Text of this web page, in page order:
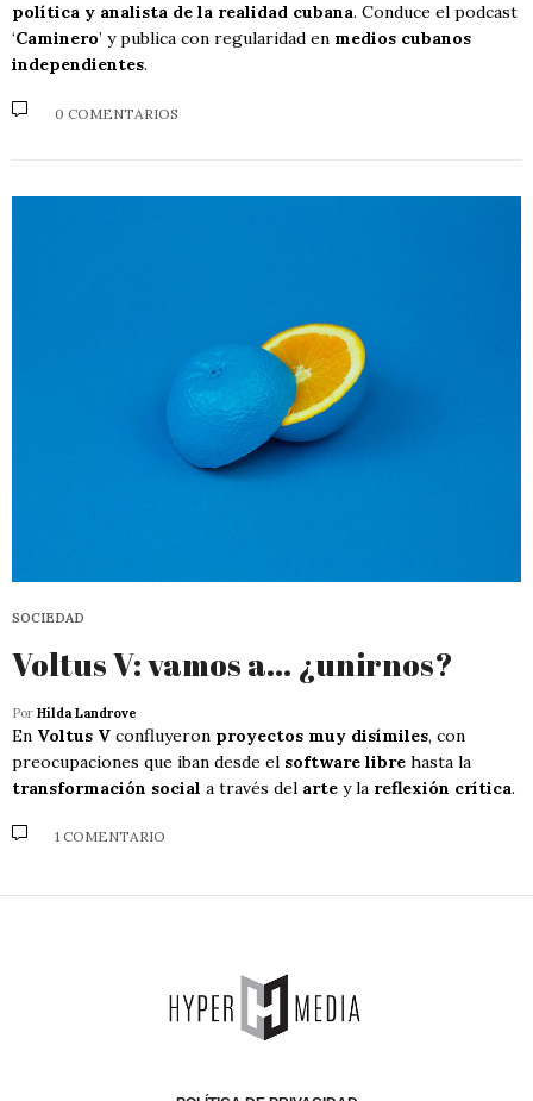
política y analista de la realidad cubana. Conduce el podcast
‘Caminero’ y publica con regularidad en medios cubanos
independientes.
0 COMENTARIOS
SOCIEDAD
Voltus V: vamos a… ¿unirnos?
Por Hilda Landrove
En Voltus V confluyeron proyectos muy disímiles, con
preocupaciones que iban desde el software libre hasta la
transformación social a través del arte y la reflexión crítica.
1 COMENTARIO